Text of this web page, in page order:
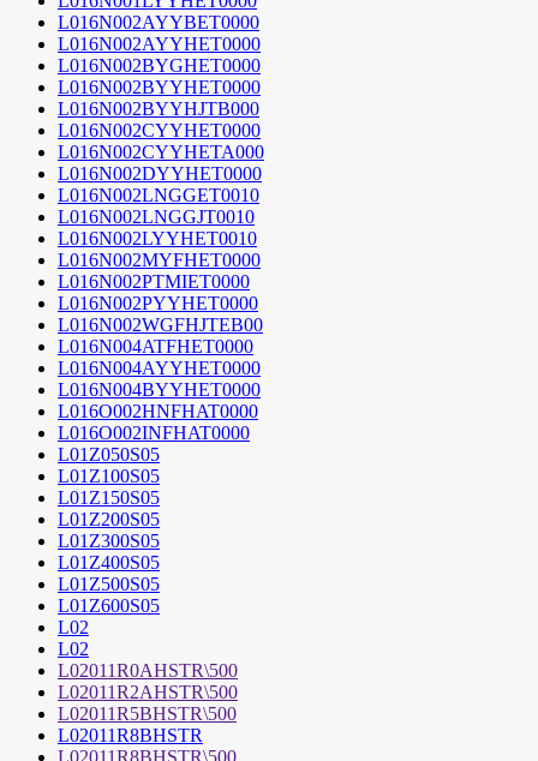
L016N002AYYBET0000
L016N002AYYHET0000
L016N002BYGHET0000
L016N002BYYHET0000
L016N002BYYHJTB000
L016N002CYYHET0000
L016N002CYYHETA000
L016N002DYYHET0000
L016N002LNGGET0010
L016N002LNGGJT0010
L016N002LYYHET0010
L016N002MYFHET0000
L016N002PTMIET0000
L016N002PYYHET0000
L016N002WGFHJTEB00
L016N004ATFHET0000
L016N004AYYHET0000
L016N004BYYHET0000
L016O002HNFHAT0000
L016O002INFHAT0000
L01Z050S05
L01Z100S05
L01Z150S05
L01Z200S05
L01Z300S05
L01Z400S05
L01Z500S05
L01Z600S05
L02
L02
L02011R0AHSTR\500
L02011R2AHSTR\500
L02011R5BHSTR\500
L02011R8BHSTR
L02011R8BHSTR\500